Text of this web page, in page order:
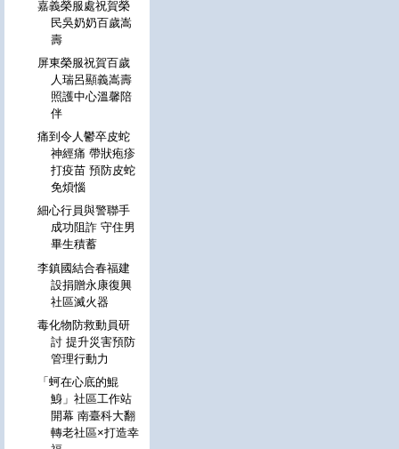
嘉義榮服處祝賀榮
民吳奶奶百歲嵩
壽
屏東榮服祝賀百歲
人瑞呂顯義嵩壽
照護中心溫馨陪
伴
痛到令人鬱卒皮蛇
神經痛 帶狀疱疹
打疫苗 預防皮蛇
免煩惱
細心行員與警聯手
成功阻詐 守住男
畢生積蓄
李鎮國結合春福建
設捐贈永康復興
社區滅火器
毒化物防救動員研
討 提升災害預防
管理行動力
「蚵在心底的鯤
鯓」社區工作站
開幕 南臺科大翻
轉老社區×打造幸